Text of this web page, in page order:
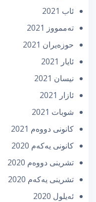
ئاب 2021
تەممووز 2021
حوزه‌یران 2021
ئایار 2021
نیسان 2021
ئازار 2021
شوبات 2021
كانونی دووه‌م 2021
كانونی یه‌كه‌م 2020
تشرینی دووه‌م 2020
تشرینی یه‌كه‌م 2020
ئه‌یلول 2020